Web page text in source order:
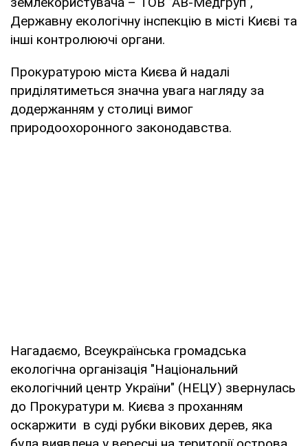
Державну екологічну інспекцію в місті Києві та
інші контролюючі органи.
Прокуратурою міста Києва й надалі
приділятиметься значна увага нагляду за
додержанням у столиці вимог
природоохоронного законодавства.
Нагадаємо, Всеукраїнська громадська
екологічна організація "Національний
екологічний центр України" (НЕЦУ) звернулась
до Прокуратури м. Києва з проханням
оскаржити в суді рубки вікових дерев, яка